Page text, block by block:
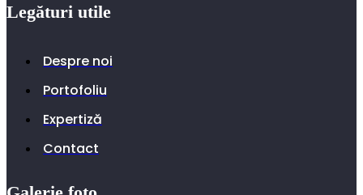
Legături utile
Despre noi
Portofoliu
Expertiză
Contact